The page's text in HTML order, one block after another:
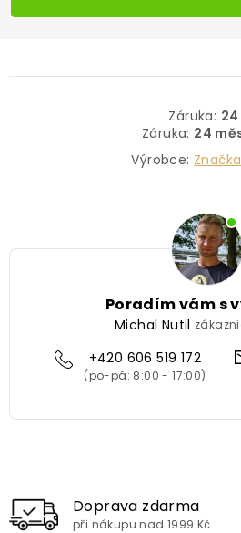
Záruka: 24
Záruka: 24
Výrobce:
Poradím vám s
Michal Nutil
+420 606 519 172
Doprava zdarma
při nákupu nad 1999 Kč